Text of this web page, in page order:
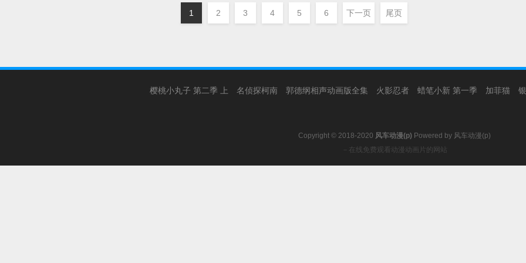
1 2 3 4 5 6 下一页 尾页
樱桃小丸子 第二季 上 名侦探柯南 郭德纲相声动画版全集 火影忍者 蜡笔小新 第一季 加菲猫
Copyright © 2018-2020 风车动漫(p) Powered by 风车动漫(p)
－在线免费观看动漫动画片的网站